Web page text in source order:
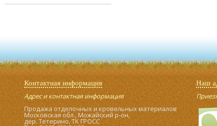
Контактная информация
Адрес и контактная информация
Продажа отделочных и кровельных материалов
Московская обл., Можайский р-он,
дер. Тетерино, ТК ГРОСС
Наш